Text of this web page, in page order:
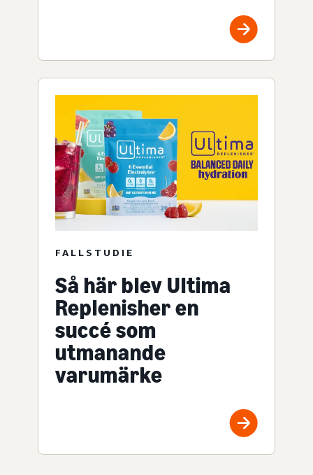
FALLSTUDIE
Så här blev Ultima
Replenisher en
succé som
utmanande
varumärke